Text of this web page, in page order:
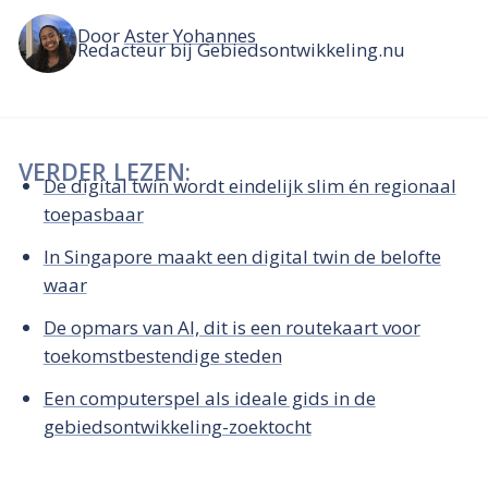
DoorAster Yohannes
Redacteur bij Gebiedsontwikkeling.nu
VERDER LEZEN:
De digital twin wordt eindelijk slim én regionaal
toepasbaar
In Singapore maakt een digital twin de belofte
waar
De opmars van AI, dit is een routekaart voor
toekomstbestendige steden
Een computerspel als ideale gids in de
gebiedsontwikkeling-zoektocht